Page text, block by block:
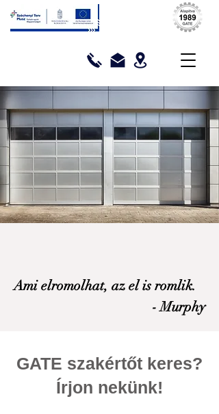
Ami elromolhat, az el is romlik.
- Murphy
GATE szakértőt keres?
Írjon nekünk!